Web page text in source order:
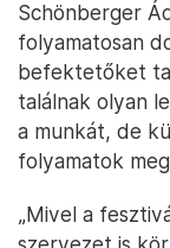
Schönberger
folyamatosan
befektetőket
találnak olyan
a munkát, de
folyamatok
„Mivel a